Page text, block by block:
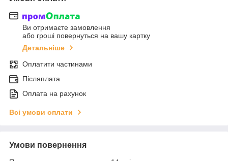
Ви отримаєте замовлення
або гроші повернуться на вашу картку
Детальніше
Оплатити частинами
Післяплата
Оплата на рахунок
Всі умови оплати
Умови повернення